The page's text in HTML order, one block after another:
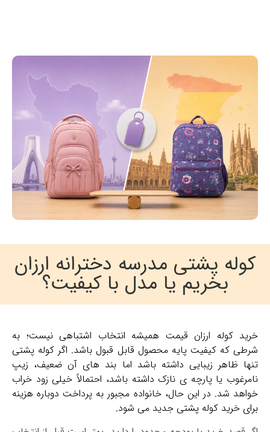
کوله پشتی مدرسه دخترانه ارزان
بخریم یا مدل با کیفیت؟
خرید کوله ارزان قیمت همیشه انتخاب اشتباهی نیست؛ به
شرطی که کیفیت پایه محصول قابل قبول باشد. اگر کوله پشتی
تنها ظاهر زیبایی داشته باشد اما بند های آن ضعیف، زیپ
نامرغوب یا پارچه ی نازک داشته باشد، احتمالاً خیلی زود خراب
خواهد شد. در این حال، خانواده مجبور به پرداخت دوباره هزینه
برای خرید کوله پشتی جدید می شود.